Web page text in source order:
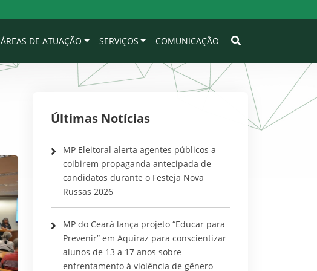
ÁREAS DE ATUAÇÃO SERVIÇOS COMUNICAÇÃO
Últimas Notícias
MP Eleitoral alerta agentes públicos a
coibirem propaganda antecipada de
candidatos durante o Festeja Nova
Russas 2026
MP do Ceará lança projeto “Educar para
Prevenir” em Aquiraz para conscientizar
alunos de 13 a 17 anos sobre
enfrentamento à violência de gênero